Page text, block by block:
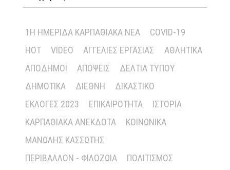
1Η ΗΜΕΡΊΔΑ ΚΑΡΠΑΘΙΑΚΆ ΝΈΑ
COVID-19
HOT
VIDEO ΑΓΓΕΛΊΕΣ ΕΡΓΑΣΊΑΣ
ΑΘΛΗΤΙΚΆ
ΑΠΌΔΗΜΟΙ
ΑΠΌΨΕΙΣ
ΔΕΛΤΊΑ ΤΎΠΟΥ
ΔΗΜΟΤΙΚΆ
ΔΙΕΘΝΉ
ΔΙΚΑΣΤΙΚΌ
ΕΚΛΟΓΈΣ 2023
ΕΠΙΚΑΙΡΌΤΗΤΑ
ΙΣΤΟΡΊΑ
ΚΑΡΠΑΘΙΑΚΆ ΑΝΈΚΔΟΤΑ
ΚΟΙΝΩΝΙΚΆ
ΜΑΝΏΛΗΣ ΚΑΣΣΏΤΗΣ
ΠΕΡΙΒΆΛΛΟΝ - ΦΙΛΟΖΩΊΑ
ΠΟΛΙΤΙΣΜΌΣ